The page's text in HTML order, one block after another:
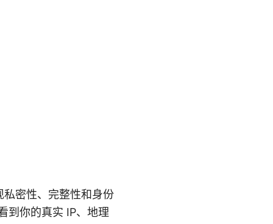
密性、完整性和身份
到你的真实 IP、地理